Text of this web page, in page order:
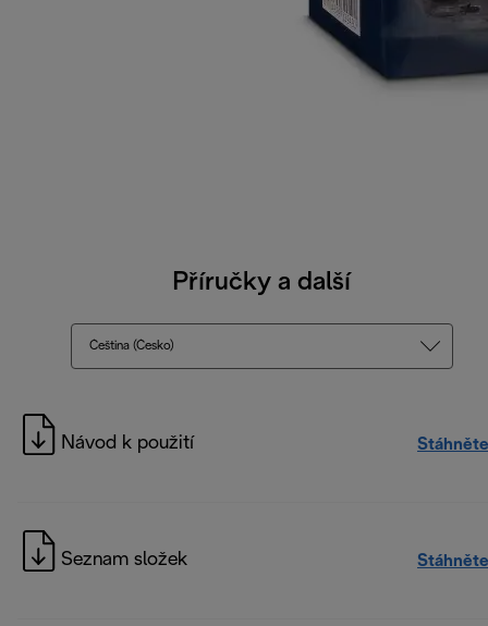
Příručky a další
Čeština (Česko)
Návod k použití
Seznam složek